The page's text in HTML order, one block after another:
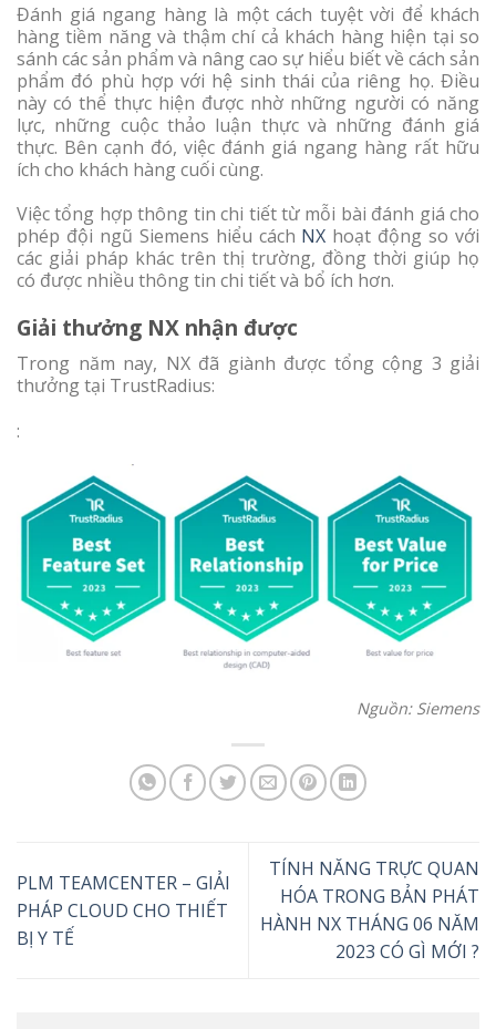
Đánh giá ngang hàng là một cách tuyệt vời để khách
hàng tiềm năng và thậm chí cả khách hàng hiện tại so
sánh các sản phẩm và nâng cao sự hiểu biết về cách sản
phẩm đó phù hợp với hệ sinh thái của riêng họ. Điều
này có thể thực hiện được nhờ những người có năng
lực, những cuộc thảo luận thực và những đánh giá
thực. Bên cạnh đó, việc đánh giá ngang hàng rất hữu
ích cho khách hàng cuối cùng.
Việc tổng hợp thông tin chi tiết từ mỗi bài đánh giá cho
phép đội ngũ Siemens hiểu cách NX hoạt động so với
các giải pháp khác trên thị trường, đồng thời giúp họ
có được nhiều thông tin chi tiết và bổ ích hơn.
Giải thưởng NX nhận được
Trong năm nay, NX đã giành được tổng cộng 3 giải
thưởng tại TrustRadius:
:
Nguồn: Siemens
PLM TEAMCENTER – GIẢI
PHÁP CLOUD CHO THIẾT
BỊ Y TẾ
TÍNH NĂNG TRỰC QUAN
HÓA TRONG BẢN PHÁT
HÀNH NX THÁNG 06 NĂM
2023 CÓ GÌ MỚI ?